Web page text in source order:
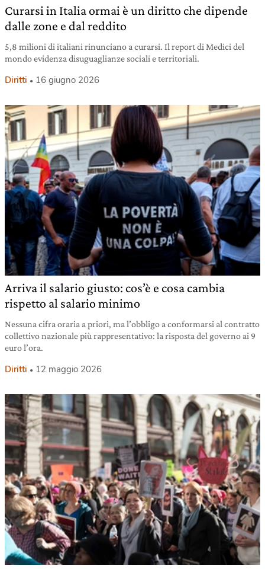
Curarsi in Italia ormai è un diritto che dipende
dalle zone e dal reddito
5,8 milioni di italiani rinunciano a curarsi. Il report di Medici del
mondo evidenza disuguaglianze sociali e territoriali.
Diritti 16 giugno 2026
Arriva il salario giusto: cos’è e cosa cambia
rispetto al salario minimo
Nessuna cifra oraria a priori, ma l’obbligo a conformarsi al contratto
collettivo nazionale più rappresentativo: la risposta del governo ai 9
euro l’ora.
Diritti 12 maggio 2026